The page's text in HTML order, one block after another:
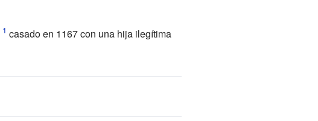
casado en 1167 con una hija ilegítima